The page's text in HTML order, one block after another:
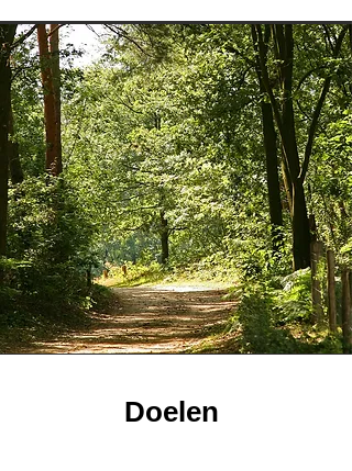
Doelen